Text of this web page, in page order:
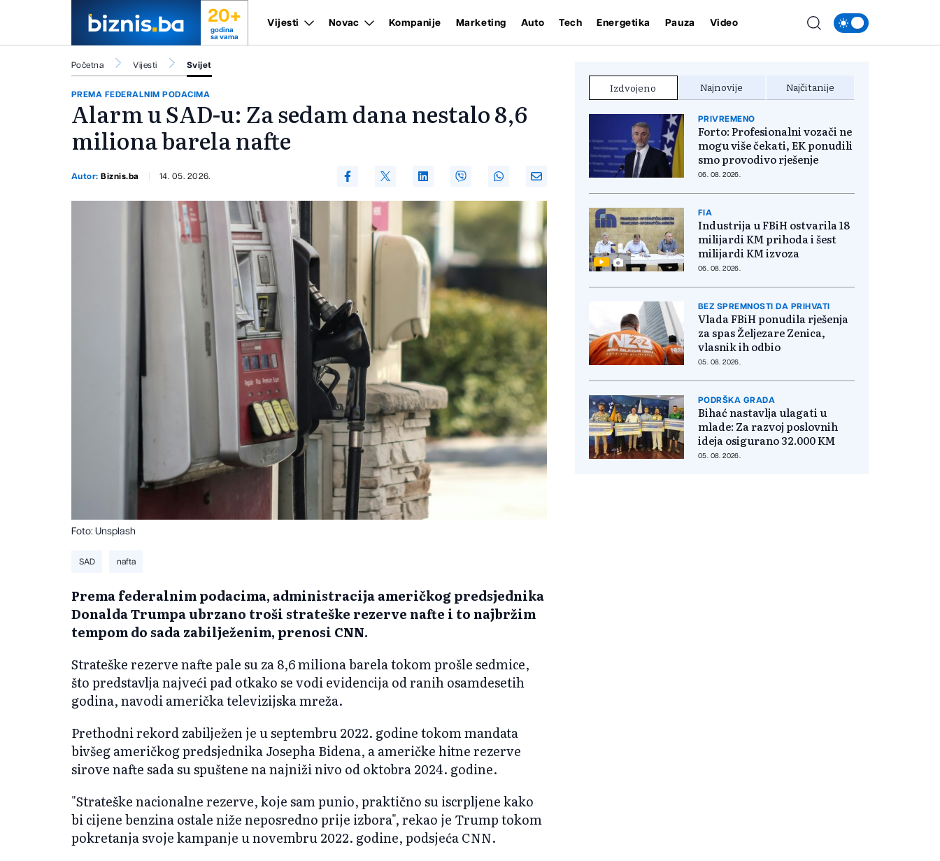
20+
godina
sa vama
Vijesti Novac Kompanije Marketing Auto Tech Energetika Pauza Video
Početna Vijesti Svijet
PREMA FEDERALNIM PODACIMA
Alarm u SAD-u: Za sedam dana nestalo 8,6
miliona barela nafte
Autor:Biznis.ba 14. 05. 2026.
Foto: Unsplash
SAD nafta
Prema federalnim podacima, administracija američkog predsjednika
Donalda Trumpa ubrzano troši strateške rezerve nafte i to najbržim
tempom do sada zabilježenim, prenosi CNN.
Strateške rezerve nafte pale su za 8,6 miliona barela tokom prošle sedmice,
što predstavlja najveći pad otkako se vodi evidencija od ranih osamdesetih
godina, navodi američka televizijska mreža.
Prethodni rekord zabilježen je u septembru 2022. godine tokom mandata
bivšeg američkog predsjednika Josepha Bidena, a američke hitne rezerve
sirove nafte sada su spuštene na najniži nivo od oktobra 2024. godine.
"Strateške nacionalne rezerve, koje sam punio, praktično su iscrpljene kako
bi cijene benzina ostale niže neposredno prije izbora", rekao je Trump tokom
pokretanja svoje kampanje u novembru 2022. godine, podsjeća CNN.
Izdvojeno Najnovije Najčitanije
PRIVREMENO
Forto: Profesionalni vozači ne
mogu više čekati, EK ponudili
smo provodivo rješenje
06. 08. 2026.
FIA
Industrija u FBiH ostvarila 18
milijardi KM prihoda i šest
milijardi KM izvoza
06. 08. 2026.
BEZ SPREMNOSTI DA PRIHVATI
Vlada FBiH ponudila rješenja
za spas Željezare Zenica,
vlasnik ih odbio
05. 08. 2026.
PODRŠKA GRADA
Bihać nastavlja ulagati u
mlade: Za razvoj poslovnih
ideja osigurano 32.000 KM
05. 08. 2026.